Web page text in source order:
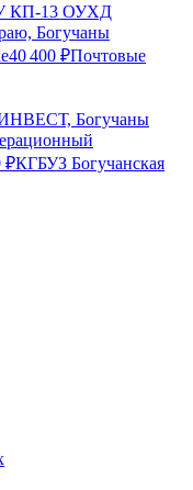
КП-13 ОУХД
Богучаны
40 400 ₽Почтовые
Богучаны
₽КГБУЗ Богучанская